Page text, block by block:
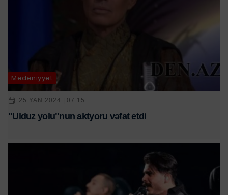
Mədəniyyət
25 YAN 2024 | 07:15
"Ulduz yolu"nun aktyoru vəfat etdi